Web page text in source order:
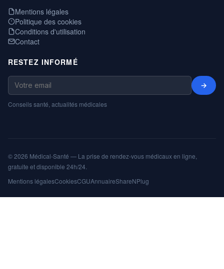
Mentions légales
Politique des cookies
Conditions d'utilisation
Contact
RESTEZ INFORMÉ
→
Conseils santé, actualités médicales
© 2026 Médical-Santé — La prise de rendez-vous médicaux en ligne,
gratuite et disponible 24h/24.
Mentions légalesCookiesCGUAnnuaireShareNPlug